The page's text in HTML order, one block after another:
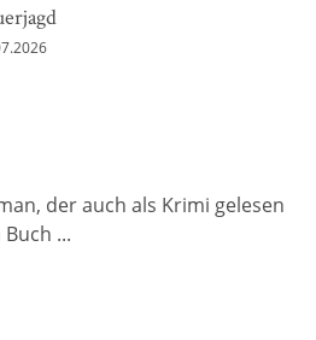
der auch als Krimi gelesen
...